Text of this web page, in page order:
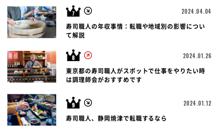
2024.04.04
寿司職人の年収事情：転職や地域別の影響につい
て解説
2024.01.26
東京都の寿司職人がスポットで仕事をやりたい時
は調理師会がおすすめです
2024.01.12
寿司職人、静岡焼津で転職するなら